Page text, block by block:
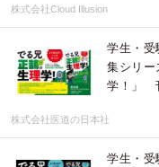
株式会社Cloud Illusion
学生・受
集シリ
学！」
株式会社医道の日本社
学生・受